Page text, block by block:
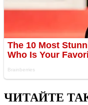
ЧИТАЙТЕ